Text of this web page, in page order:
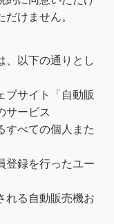
けません。
、以下の通りとし
ブサイト「自動販
サービス
すべての個人また
登録を行ったユー
れる自動販売機お